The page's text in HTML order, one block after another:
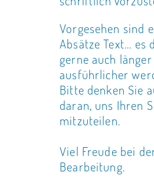
Vorgesehen sind
Absätze Text... es
gerne auch
ausführlicher
Bitte denken Sie
daran, uns Ihren
mitzuteilen.
Viel Freude bei
Bearbeitung.